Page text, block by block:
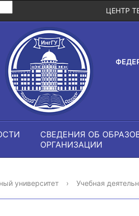
ЦЕНТР
СВЕДЕНИЯ ОБ
ОРГАНИЗАЦИИ
университет › Учебная